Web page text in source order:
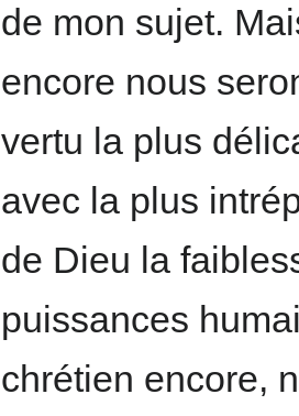
de mon sujet.
encore nous
vertu la plus
avec la plus
de Dieu la
puissances
chrétien encore,